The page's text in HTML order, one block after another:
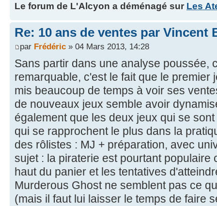
Le forum de L'Alcyon a déménagé sur Les
Re: 10 ans de ventes par Vincent
par Frédéric » 04 Mars 2013, 14:28
Sans partir dans une analyse poussée,
remarquable, c'est le fait que le premier
mis beaucoup de temps à voir ses
de nouveaux jeux semble avoir
également que les deux jeux qui se
qui se rapprochent le plus dans la
des rôlistes : MJ + préparation, avec
sujet : la piraterie est pourtant populaire
haut du panier et les tentatives
Murderous Ghost ne semblent pas ce
(mais il faut lui laisser le temps de faire